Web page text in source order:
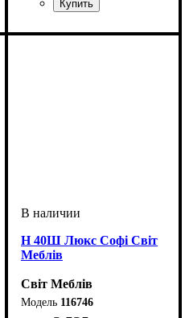
Н 40Ш Люкс Софі Світ
Меблів
Світ Меблів
116746